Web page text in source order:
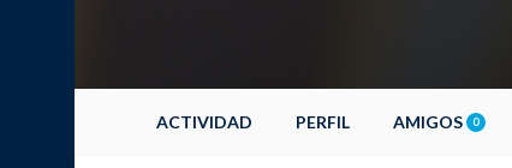
ACTIVIDAD PERFIL AMIGOS 0